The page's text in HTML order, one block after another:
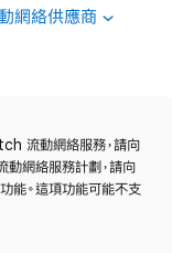
網絡供應商
流動網絡服務，請向
動網絡服務計劃，請向
能。這項功能可能不支